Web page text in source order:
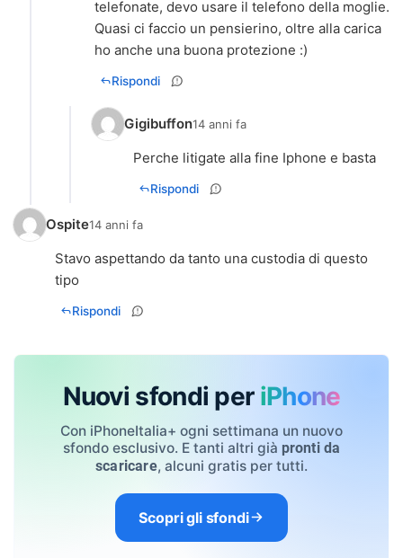
telefonate, devo usare il telefono della moglie.
Quasi ci faccio un pensierino, oltre alla carica
ho anche una buona protezione :)
Rispondi
Gigibuffon14 anni fa
Perche litigate alla fine Iphone e basta
Rispondi
Ospite14 anni fa
Stavo aspettando da tanto una custodia di questo
tipo
Rispondi
Nuovi sfondi per iPhone
Con iPhoneItalia+ ogni settimana un nuovo
sfondo esclusivo. E tanti altri già pronti da
scaricare, alcuni gratis per tutti.
Scopri gli sfondi